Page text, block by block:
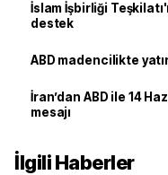
İslam İşbirliği
destek
ABD madencilikte
İran’dan ABD ile 14
mesajı
İlgili Haberler